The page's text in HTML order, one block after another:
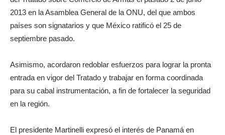
2013 en la Asamblea General de la ONU, del que ambos
países son signatarios y que México ratificó el 25 de
septiembre pasado.
Asimismo, acordaron redoblar esfuerzos para lograr la pronta
entrada en vigor del Tratado y trabajar en forma coordinada
para su cabal instrumentación, a fin de fortalecer la seguridad
en la región.
El presidente Martinelli expresó el interés de Panamá en